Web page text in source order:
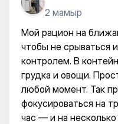
2 мамыр
Мой рацион на
чтобы не срываться
контролем. В
грудка и овощи.
любой момент. Так
фокусироваться на
час — и на